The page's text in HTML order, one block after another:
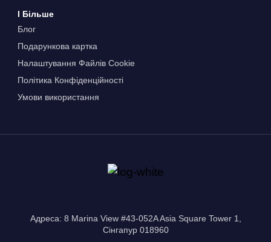
І Більше
Блог
Подарункова картка
Налаштування Файлів Сookie
Політика Конфіденційності
Умови використання
Адреса: 8 Marina View #43-052A Asia Square Tower 1,
Сінгапур 018960